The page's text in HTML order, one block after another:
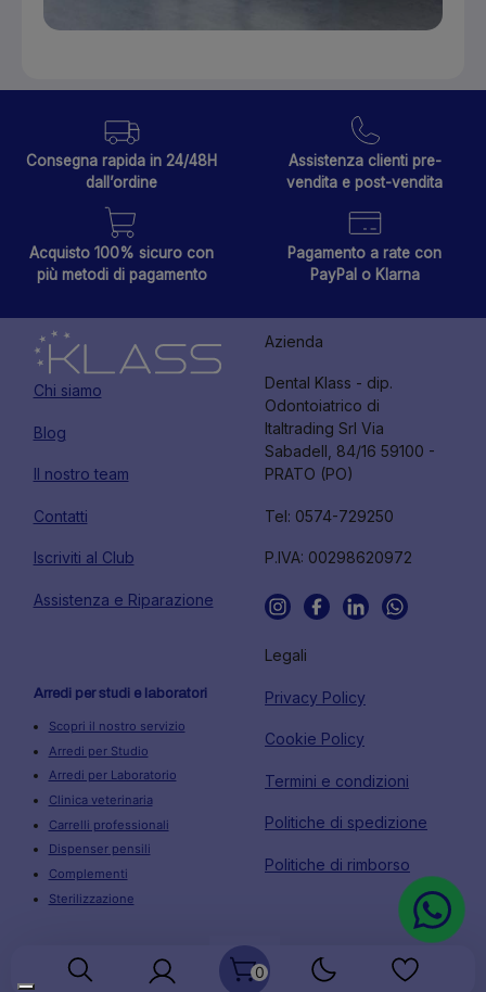
0
Consegna rapida in 24/48H
dall’ordine
Assistenza clienti pre-
vendita e post-vendita
Acquisto 100% sicuro con
più metodi di pagamento
Pagamento a rate con
PayPal o Klarna
Chi siamo
Blog
Il nostro team
Contatti
Iscriviti al Club
Assistenza e Riparazione
Azienda
Dental Klass - dip.
Odontoiatrico di
Italtrading Srl Via
Sabadell, 84/16 59100 -
PRATO (PO)
Tel: 0574-729250
P.IVA: 00298620972
Arredi per studi e laboratori
Scopri il nostro servizio
Arredi per Studio
Arredi per Laboratorio
Clinica veterinaria
Carrelli professionali
Dispenser pensili
Complementi
Sterilizzazione
Legali
Privacy Policy
Cookie Policy
Termini e condizioni
Politiche di spedizione
Politiche di rimborso